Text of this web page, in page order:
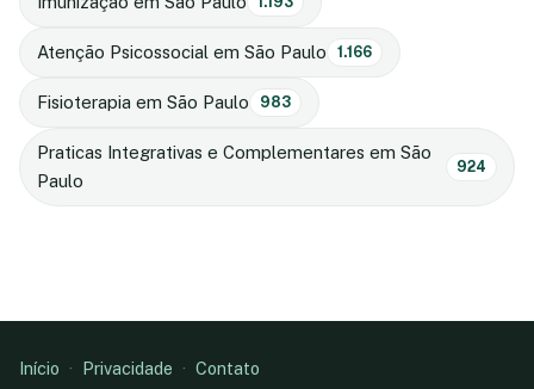
Atenção Psicossocial em São Paulo 1.166
Fisioterapia em São Paulo 983
Praticas Integrativas e Complementares em São
Paulo
924
Início · Privacidade · Contato